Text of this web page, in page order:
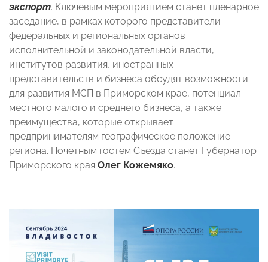
экспорт. Ключевым мероприятием станет пленарное
заседание, в рамках которого представители
федеральных и региональных органов
исполнительной и законодательной власти,
институтов развития, иностранных
представительств и бизнеса обсудят возможности
для развития МСП в Приморском крае, потенциал
местного малого и среднего бизнеса, а также
преимущества, которые открывает
предпринимателям географическое положение
региона. Почетным гостем Съезда станет Губернатор
Приморского края Олег Кожемяко.